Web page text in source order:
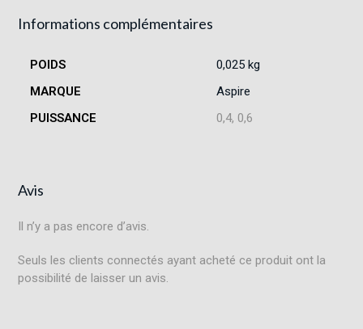
Informations complémentaires
POIDS
0,025 kg
MARQUE
Aspire
PUISSANCE
0,4, 0,6
Avis
Il n’y a pas encore d’avis.
Seuls les clients connectés ayant acheté ce produit ont la
possibilité de laisser un avis.